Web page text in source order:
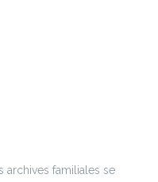
archives familiales se